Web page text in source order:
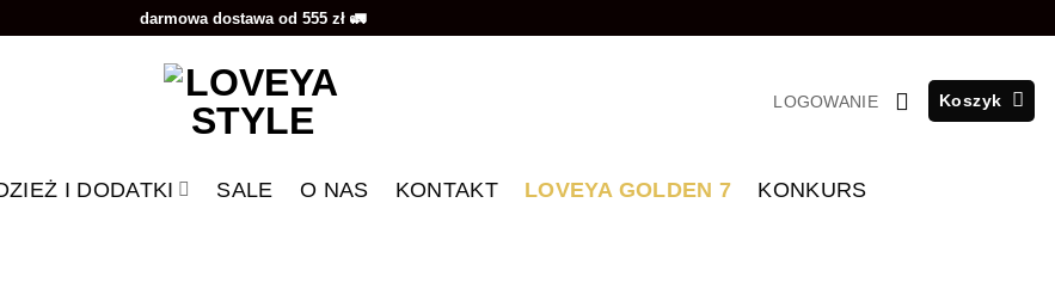
darmowa dostawa od 555 zł 🚛
LOGOWANIE Koszyk
I DODATKI SALE O NAS KONTAKT LOVEYA GOLDEN 7 KONKURS